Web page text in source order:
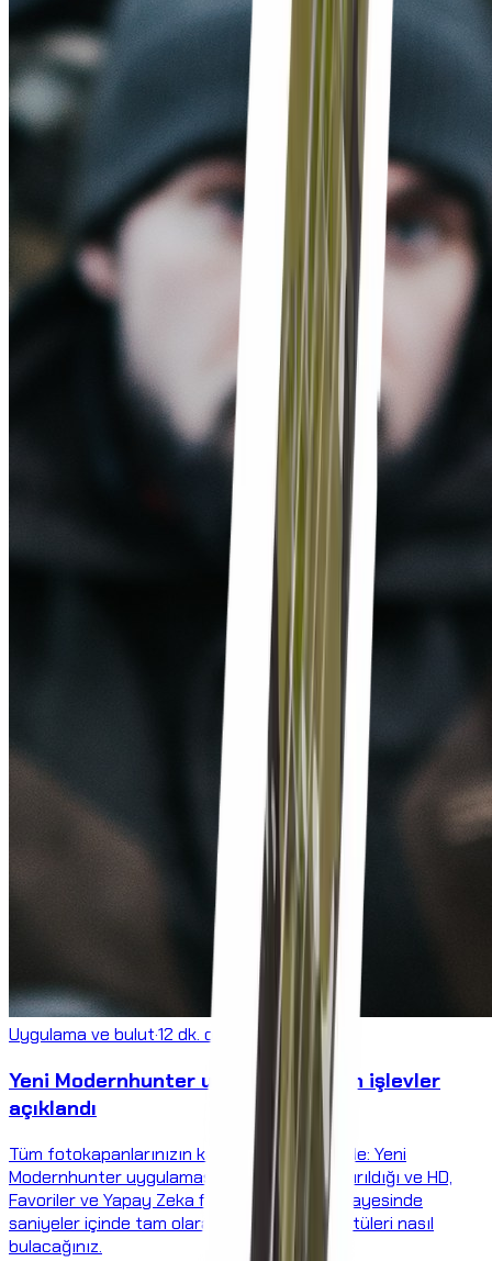
Uygulama ve bulut·12 dk. okuma süresi
Yeni Modernhunter uygulaması: Tüm işlevler
açıklandı
Tüm fotokapanlarınızın kayıtları tek bir yerde: Yeni
Modernhunter uygulamasının nasıl yapılandırıldığı ve HD,
Favoriler ve Yapay Zeka filtreleri ile Takvim sayesinde
saniyeler içinde tam olarak aradığınız görüntüleri nasıl
bulacağınız.